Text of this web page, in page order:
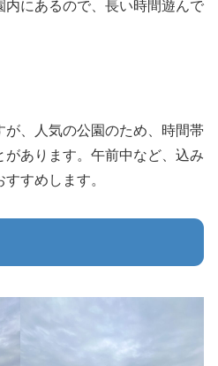
内にあるので、長い時間遊んで
、人気の公園のため、時間帯
あります。午前中など、込み
すめします。